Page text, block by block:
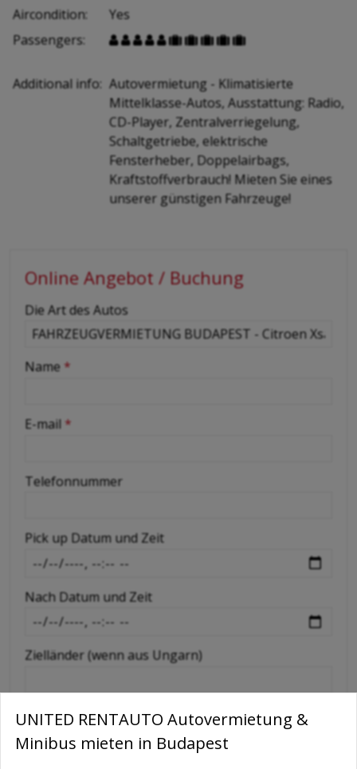
Aircondition:
Yes
Passengers:
         
Additional info: Autovermietung - Klimatisierte
Mittelklasse-Autos, Ausstattung: Radio,
CD-Player, Zentralverriegelung,
Schaltgetriebe, elektrische
Fensterheber, Doppelairbags,
Kraftstoffverbrauch! Mieten Sie eines
unserer günstigen Fahrzeuge!
Online Angebot / Buchung
-
-
-
-
-
-
Die Art des Autos
Name *
E-mail *
Telefonnummer
Pick up Datum und Zeit
Nach Datum und Zeit
Zielländer (wenn aus Ungarn)
Extras wie GPS, Kindersitz, Schneeketten etc
UNITED RENTAUTO Autovermietung &
Minibus mieten in Budapest